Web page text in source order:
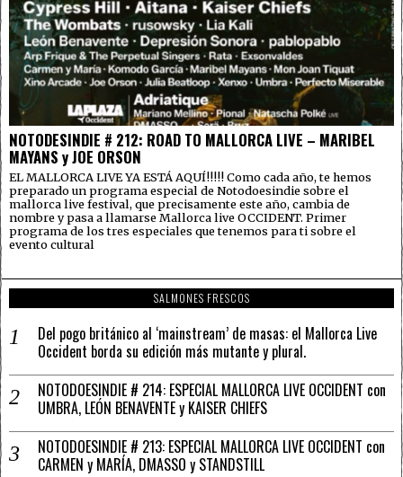
NOTODESINDIE # 212: ROAD TO MALLORCA LIVE – MARIBEL
MAYANS y JOE ORSON
EL MALLORCA LIVE YA ESTÁ AQUÍ!!!!! Como cada año, te hemos
preparado un programa especial de Notodoesindie sobre el
mallorca live festival, que precisamente este año, cambia de
nombre y pasa a llamarse Mallorca live OCCIDENT. Primer
programa de los tres especiales que tenemos para ti sobre el
evento cultural
SALMONES FRESCOS
Del pogo británico al ‘mainstream’ de masas: el Mallorca Live
Occident borda su edición más mutante y plural.
NOTODOESINDIE # 214: ESPECIAL MALLORCA LIVE OCCIDENT con
UMBRA, LEÓN BENAVENTE y KAISER CHIEFS
NOTODOESINDIE # 213: ESPECIAL MALLORCA LIVE OCCIDENT con
CARMEN y MARÍA, DMASSO y STANDSTILL